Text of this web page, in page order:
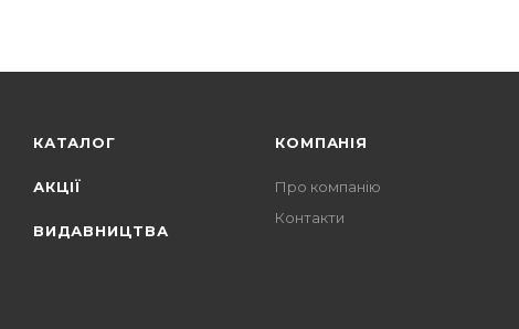
КАТАЛОГ
АКЦІЇ
ВИДАВНИЦТВА
КОМПАНІЯ
Про компанію
Контакти